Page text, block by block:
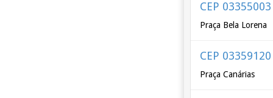
CEP 03355003
Praça Bela Lorena
CEP 03359120
Praça Canárias